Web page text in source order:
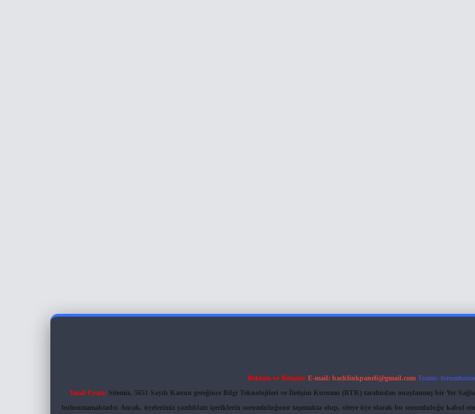
Reklam ve İletişim: E-mail: backlinkpaneli@gmail.com Teams:
Yasal Uyarı: Sitemiz, 5651 Sayılı Kanun gereğince Bilgi Teknolojileri ve İletişim Kurumu (BTK) tarafından onaylanmış bir Yer
bulunmamaktadır. Ancak, üyelerimiz yazdıkları içeriklerin sorumluluğunu taşımakta olup, siteye üye olarak bu sorumluluğu kabul